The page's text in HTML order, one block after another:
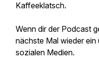
Kaffeeklatsch.
Wenn dir der Podcast
nächste Mal wieder
sozialen Medien.